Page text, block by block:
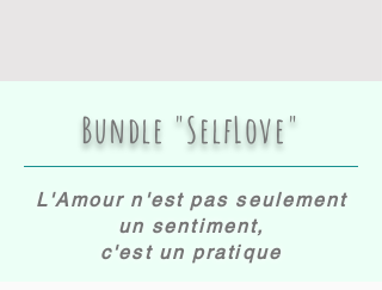
Bundle "SelfLove"
L'Amour n'est pas seulement
un sentiment,
c'est un pratique